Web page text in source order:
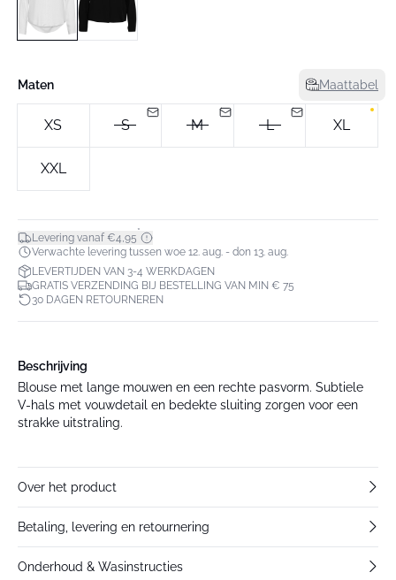
Maten Maattabel
XS S M L XL
XXL
Levering vanaf €4,95*
Verwachte levering tussen woe 12. aug. - don 13. aug.
LEVERTIJDEN VAN 3-4 WERKDAGEN
GRATIS VERZENDING BIJ BESTELLING VAN MIN € 75
30 DAGEN RETOURNEREN
Beschrijving
Blouse met lange mouwen en een rechte pasvorm. Subtiele
V-hals met vouwdetail en bedekte sluiting zorgen voor een
strakke uitstraling.
Over het product
Betaling, levering en retournering
Onderhoud & Wasinstructies